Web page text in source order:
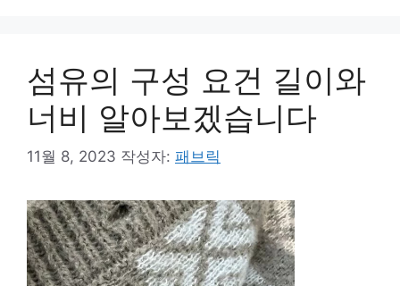
섬유의 구성 요건 길이와
너비 알아보겠습니다
11월 8, 2023 작성자: 패브릭